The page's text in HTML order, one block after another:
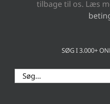
tilbage til os. Læs
SØG I 3.000+
Søg
efter: